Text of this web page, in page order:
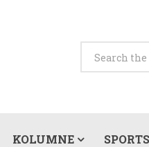
KOLUMNE